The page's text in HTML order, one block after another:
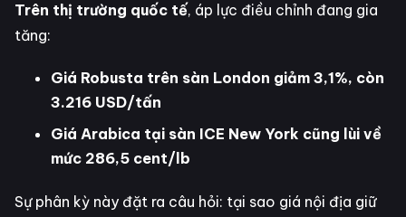
Trên thị trường quốc tế, áp lực điều chỉnh đang gia
tăng:
Giá Robusta trên sàn London giảm 3,1%, còn
3.216 USD/tấn
Giá Arabica tại sàn ICE New York cũng lùi về
mức 286,5 cent/lb
Sự phân kỳ này đặt ra câu hỏi: tại sao giá nội địa giữ